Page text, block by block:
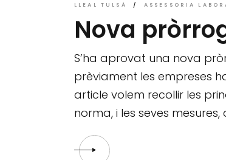
LLEAL TULSÀ ASSESSORIA
Nova
S’ha aprovat una nova
prèviament les empreses
article volem recollir les
norma, i les seves mesures,